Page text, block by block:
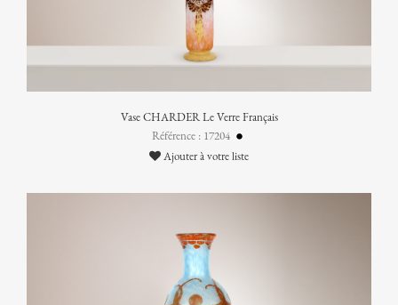
Vase CHARDER Le Verre Français
Référence : 17204
Ajouter à votre liste